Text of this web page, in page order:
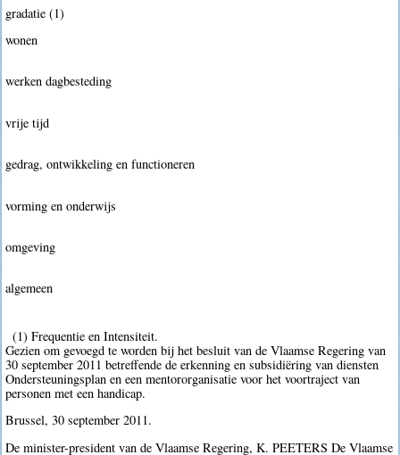
gradatie (1)
wonen
werken dagbesteding
vrije tijd
gedrag, ontwikkeling en functioneren
vorming en onderwijs
omgeving
algemeen
(1) Frequentie en Intensiteit.
Gezien om gevoegd te worden bij het besluit van de Vlaamse Regering van
30 september 2011 betreffende de erkenning en subsidiëring van diensten
Ondersteuningsplan en een mentororganisatie voor het voortraject van
personen met een handicap.
Brussel, 30 september 2011.
De minister-president van de Vlaamse Regering, K. PEETERS De Vlaamse